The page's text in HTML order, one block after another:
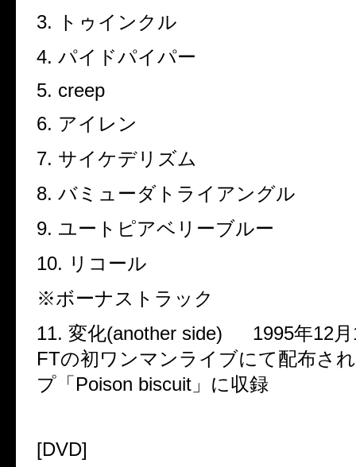
3.
トゥインクル
4. パイドパイパー
5. creep
6. アイレン
7. サイケデリズム
8. バミューダトライアングル
9. ユートピアベリーブルー
10. リコール
※ボーナストラック
11. 変化(another side) 1995年12月
FTの初ワンマンライブにて配布さ
プ「 Poison biscuit 」に収録
[DVD]